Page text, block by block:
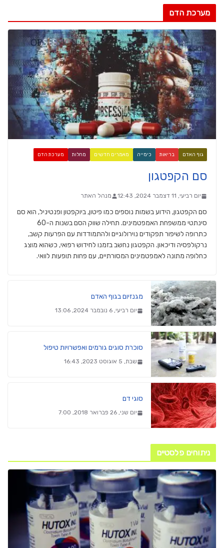
מערכת הדם
גוף האדם בריאות כימייה מאמרים חדשים מחלות מערכת הדם
סם הקפטגון
יום רביעי, 11 דצמבר 2024, 12:43 מנהל האתר
סם הקפטגון, הידוע בשמות נוספים כמו פיטון, ביוקפטון ופנטיניל, הוא סם
סינתטי ממשפחת האמפטמינים. תחילה שווק הסם בשנות ה-60
כתרופה לשיפור תפקודים נוירולוגיים ולהתמודדות עם הפרעות קשב,
נרקולפסיה ודיכאון. הקפטגון נחשב בזמנו לחידוש רפואי, כשהוא מוצג
כחלופה מתונה לאמפטמינים המסורתיים, עם פחות תופעות לוואי.
מגנזיום בגוף האדם
יום רביעי, 6 נובמבר 2024, 13:06
סוכרת סוגים גורמים ואפשרויות טיפול
שבת, 5 אוגוסט 2023, 16:43
סוגי דם
יום שני, 26 פברואר 2018, 7:00
ניתוחים פלסטיים